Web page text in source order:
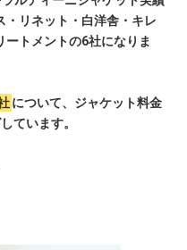
・リネット・白洋舎・キレ
トメントの6社になりま
について、ジャケット料金
ています。